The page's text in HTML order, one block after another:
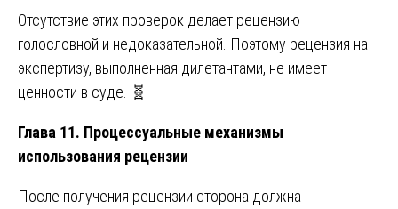
Отсутствие этих проверок делает рецензию
голословной и недоказательной. Поэтому рецензия на
экспертизу, выполненная дилетантами, не имеет
ценности в суде. 🧬
Глава 11. Процессуальные механизмы
использования рецензии
После получения рецензии сторона должна